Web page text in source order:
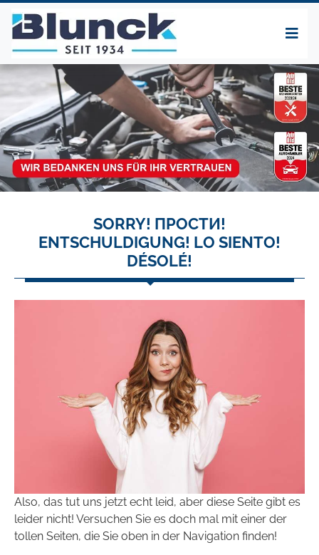
SORRY! ПРОСТИ!
ENTSCHULDIGUNG! LO SIENTO!
DÉSOLÉ!
Also, das tut uns jetzt echt leid, aber diese Seite gibt es
leider nicht! Versuchen Sie es doch mal mit einer der
tollen Seiten, die Sie oben in der Navigation finden!